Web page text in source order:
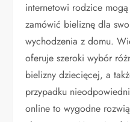
internetowi rodzice
zamówić bieliznę dla
wychodzenia z domu.
oferuje szeroki wybór
bielizny dziecięcej, a
przypadku
online to wygodne